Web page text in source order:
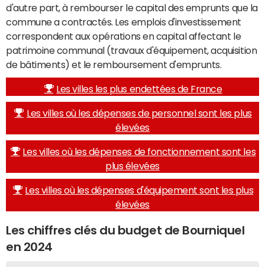
d'autre part, à rembourser le capital des emprunts que la
commune a contractés. Les emplois d'investissement
correspondent aux opérations en capital affectant le
patrimoine communal (travaux d'équipement, acquisition
de bâtiments) et le remboursement d'emprunts.
Les villes les plus endettées de France
Les villes où les dépenses de personnel sont les plus
élevées
Les villes où les dépenses de fonctionnement sont les
plus élevées
Les villes où les dépenses d'équipement sont les plus
élevées
Les chiffres clés du budget de Bourniquel
en 2024